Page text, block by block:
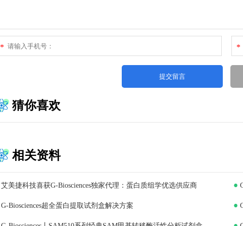
* *
猜你喜欢
相关资料
艾美捷科技喜获G-Biosciences独家代理：蛋白质组学优选供应商
G-Biosciences超全蛋白提取试剂盒解决方案